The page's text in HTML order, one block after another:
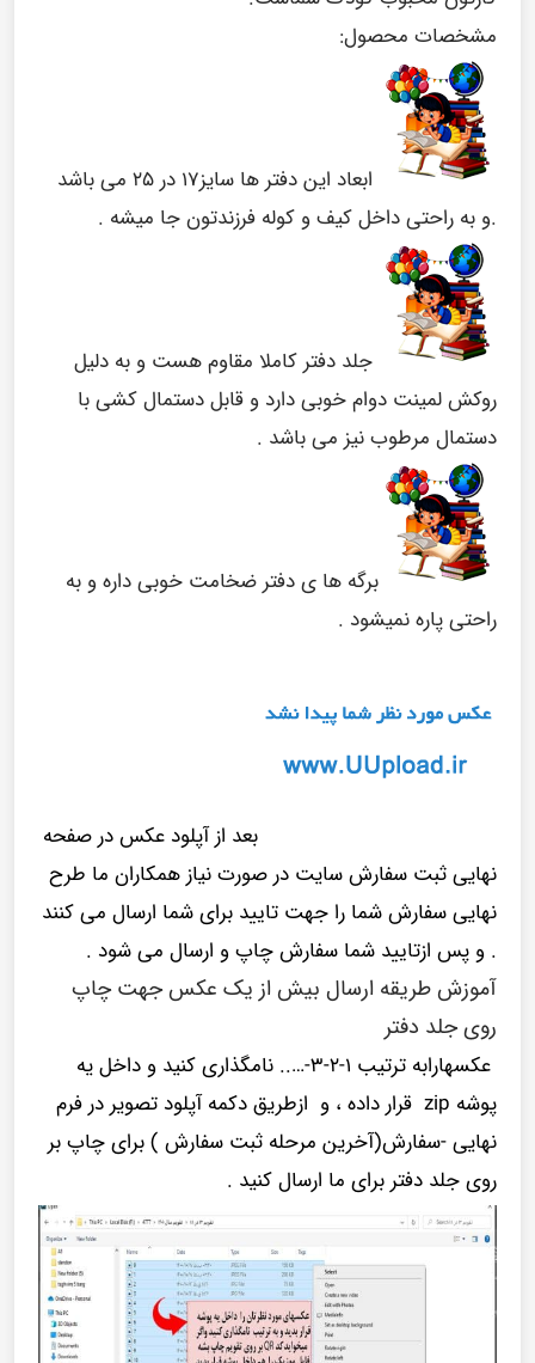
مشخصات محصول:
ابعاد این دفتر ها سایز۱۷ در ۲۵ می باشد
.و به راحتی داخل کیف و کوله فرزندتون جا میشه .
جلد دفتر کاملا مقاوم هست و به دلیل
روکش لمینت دوام خوبی دارد و قابل دستمال کشی با
دستمال مرطوب نیز می باشد .
برگه ها ی دفتر ضخامت خوبی داره و به
راحتی پاره نمیشود .
بعد از آپلود عکس در صفحه
نهایی ثبت سفارش سایت در صورت نیاز همکاران ما طرح
نهایی سفارش شما را جهت تایید برای شما ارسال می کنند
. و پس ازتایید شما سفارش چاپ و ارسال می شود .
آموزش طریقه ارسال بیش از یک عکس جهت چاپ
روی جلد دفتر
عکسهارابه ترتیب 1-2-3-….. نامگذاری کنید و داخل یه
پوشه zip قرار داده ، و ازطریق دکمه آپلود تصویر در فرم
نهایی -سفارش(آخرین مرحله ثبت سفارش ) برای چاپ بر
روی جلد دفتر برای ما ارسال کنید .